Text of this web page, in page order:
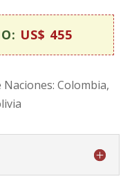
US$ 455
Colombia,